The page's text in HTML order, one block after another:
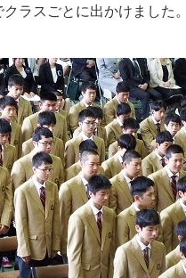
ラスごとに出かけました